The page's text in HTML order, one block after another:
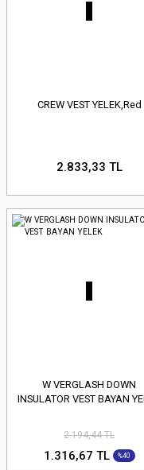
CREW VEST YELEK,Red
2.833,33 TL
W VERGLASH DOWN
INSULATOR VEST BAYAN
2.194,44 TL
1.316,67 TL %40